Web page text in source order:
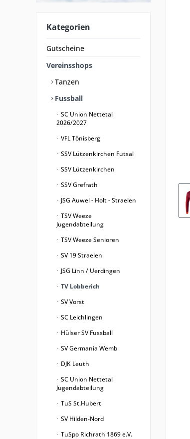
Kategorien
Gutscheine
Vereinsshops
Tanzen
Fussball
SC Union Nettetal
2026/2027
VFL Tönisberg
SSV Lützenkirchen Futsal
SSV Lützenkirchen
SSV Grefrath
JSG Auwel - Holt - Straelen
TSV Weeze
Jugendabteilung
TSV Weeze Senioren
SV 19 Straelen
JSG Linn / Uerdingen
TV Lobberich
SV Vorst
SC Leichlingen
Hülser SV Fussball
SV Germania Wemb
DJK Leuth
SC Union Nettetal
Jugendabteilung
TuS St.Hubert
SV Hilden-Nord
TuSpo Richrath 1869 e.V.